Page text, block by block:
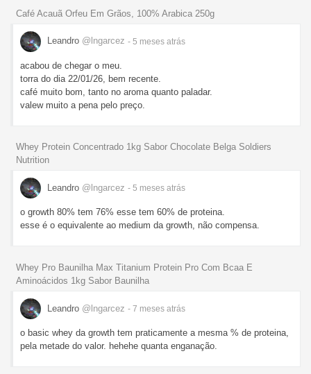
Café Acauã Orfeu Em Grãos, 100% Arabica 250g
Leandro @lngarcez - 5 meses atrás
acabou de chegar o meu.
torra do dia 22/01/26, bem recente.
café muito bom, tanto no aroma quanto paladar.
valew muito a pena pelo preço.
Whey Protein Concentrado 1kg Sabor Chocolate Belga Soldiers
Nutrition
Leandro @lngarcez - 5 meses atrás
o growth 80% tem 76% esse tem 60% de proteina.
esse é o equivalente ao medium da growth, não compensa.
Whey Pro Baunilha Max Titanium Protein Pro Com Bcaa E
Aminoácidos 1kg Sabor Baunilha
Leandro @lngarcez - 7 meses atrás
o basic whey da growth tem praticamente a mesma % de proteina,
pela metade do valor. hehehe quanta enganação.